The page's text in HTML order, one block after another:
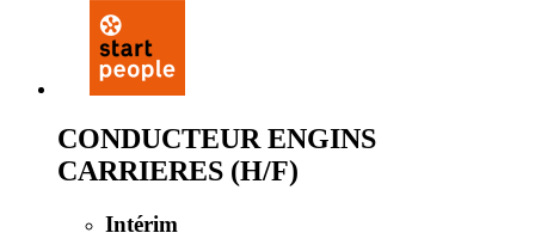
CONDUCTEUR ENGINS
CARRIERES (H/F)
Intérim